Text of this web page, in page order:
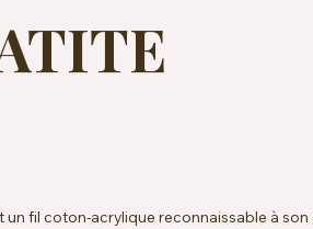
un fil coton-acrylique reconnaissable à